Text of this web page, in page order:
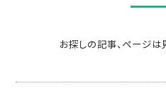
お探しの記事、ページは